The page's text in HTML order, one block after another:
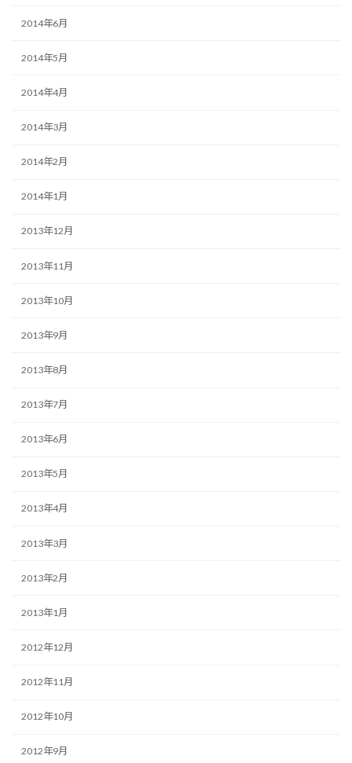
2014年6月
2014年5月
2014年4月
2014年3月
2014年2月
2014年1月
2013年12月
2013年11月
2013年10月
2013年9月
2013年8月
2013年7月
2013年6月
2013年5月
2013年4月
2013年3月
2013年2月
2013年1月
2012年12月
2012年11月
2012年10月
2012年9月